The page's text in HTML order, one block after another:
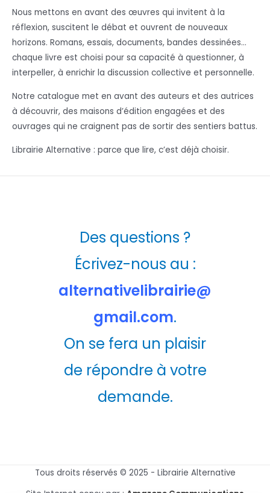
Nous mettons en avant des œuvres qui invitent à la
réflexion, suscitent le débat et ouvrent de nouveaux
horizons. Romans, essais, documents, bandes dessinées…
chaque livre est choisi pour sa capacité à questionner, à
interpeller, à enrichir la discussion collective et personnelle.
Notre catalogue met en avant des auteurs et des autrices
à découvrir, des maisons d’édition engagées et des
ouvrages qui ne craignent pas de sortir des sentiers battus.
Librairie Alternative : parce que lire, c’est déjà choisir.
Des questions ?
Écrivez-nous au :
alternativelibrairie@
gmail.com.
On se fera un plaisir
de répondre à votre
demande.
Tous droits réservés © 2025 - Librairie Alternative